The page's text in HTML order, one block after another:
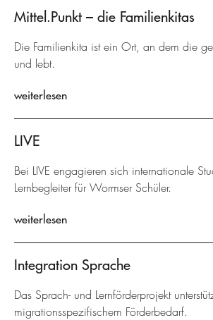
Mittel.Punkt – die Familienkitas
Die Familienkita ist ein Ort, an dem die
und lebt.
weiterlesen
LIVE
Bei LIVE engagieren sich internationale
Lernbegleiter für Wormser Schüler.
weiterlesen
Integration Sprache
Das Sprach- und Lernförderprojekt
migrationsspezifischem Förderbedarf.